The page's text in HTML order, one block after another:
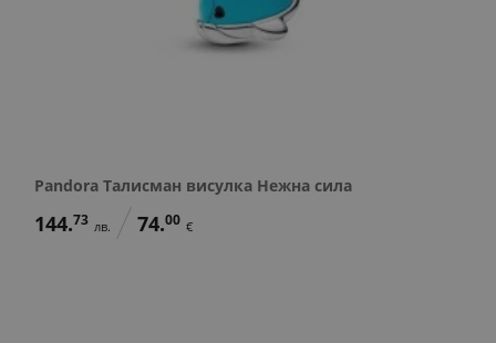
Pandora Талисман висулка Нежна сила
144.73 лв. 74.00 €